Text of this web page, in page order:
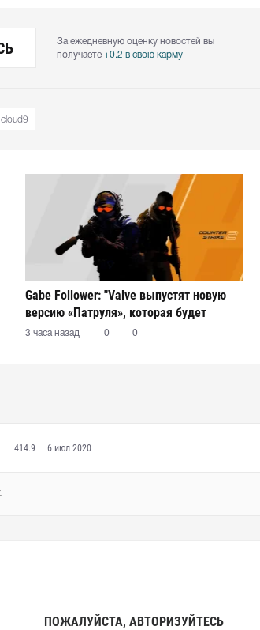
За ежедневную оценку новостей вы
получаете +0.2 в свою карму
cloud9
Gabe Follower: "Valve выпустят новую
версию «Патруля», которая будет
работать независимо от клиента игры"
3 часа назад 0 0
414.9 6 июл 2020
ПОЖАЛУЙСТА, АВТОРИЗУЙТЕСЬ